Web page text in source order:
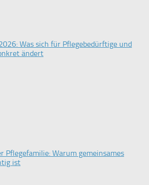
Was sich für Pflegebedürftige und
ändert
Pflegefamilie: Warum gemeinsames
ist